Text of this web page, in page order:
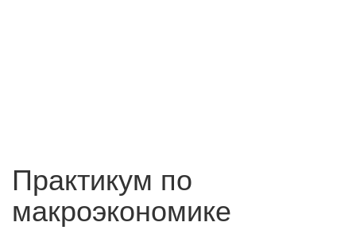
Практикум по
макроэкономике